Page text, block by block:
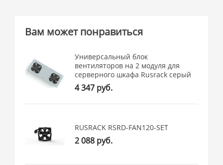
Вам может понравиться
Универсальный блок
вентиляторов на 2 модуля для
серверного шкафа Rusrack серый
4 347 руб.
RUSRACK RSRD-FAN120-SET
2 088 руб.